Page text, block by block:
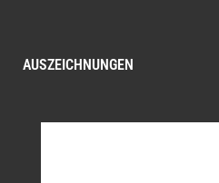
AUSZEICHNUNGEN